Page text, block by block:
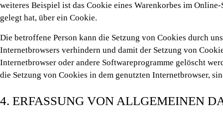
weiteres Beispiel ist das Cookie eines Warenkorbes im
gelegt hat, über ein Cookie.
Die betroffene Person kann die Setzung von Cookies durch
Internetbrowsers verhindern und damit der Setzung von
Internetbrowser oder andere Softwareprogramme gelöscht
die Setzung von Cookies in dem genutzten Internetbrowser,
4. ERFASSUNG VON ALLGEMEINEN